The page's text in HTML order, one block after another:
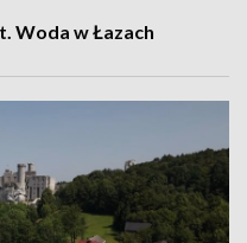
Woda w Łazach